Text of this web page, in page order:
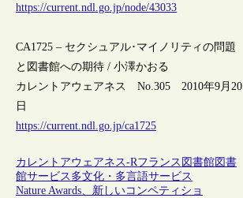
https://current.ndl.go.jp/node/43033
CA1725 – セクシュアル･マイノリティの問題
と図書館への期待 / 小澤かおる
カレントアウェアネス No.305 2010年9月20
日
https://current.ndl.go.jp/ca1725
カレントアウェアネス-Rフランス 図書館図書
館サービス 多文化・多言語サービス
Nature Awards、新しいコンペティショ